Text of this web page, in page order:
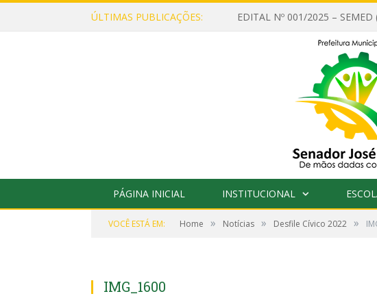
ÚLTIMAS PUBLICAÇÕES:
PÁGINA INICIAL INSTITUCIONAL
VOCÊ ESTÁ EM: Home » Notícias » Desfile Cívico 2022 »
IMG_1600